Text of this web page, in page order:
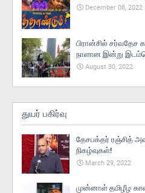
December 08, 2022
பிரான்சில்
நாளான இன்று
August 30, 2022
துயர் பகிர்வு
தேசபக்தர் ரஞ்சித்
நிகழ்வுகள்!
March 29, 2022
முன்னாள் தமிழீழ